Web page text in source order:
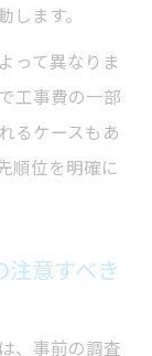
ます。
って異なりま
工事費の一部
るケースもあ
順位を明確に
意すべき
、事前の調査